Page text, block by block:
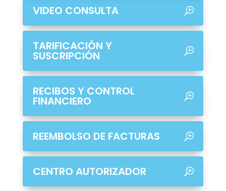
VIDEO CONSULTA
TARIFICACIÓN Y
SUSCRIPCIÓN
RECIBOS Y CONTROL
FINANCIERO
REEMBOLSO DE FACTURAS
CENTRO AUTORIZADOR